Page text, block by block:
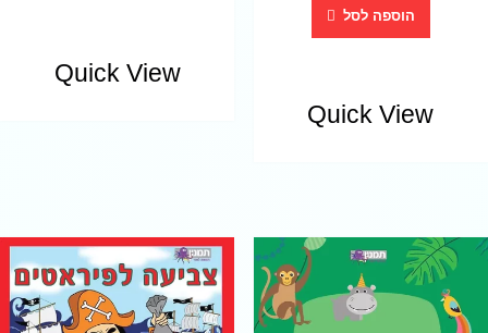
הוספה לסל
Quick View
Quick View